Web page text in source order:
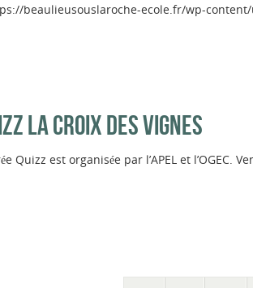
beaulieusouslaroche-ecole.fr/wp-
LA CROIX DES VIGNES
Quizz est organisée par l’APEL et